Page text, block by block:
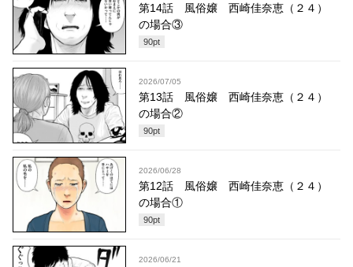
第14話 風俗嬢 西崎佳奈恵（２４）
の場合③
90pt
2026/07/05
第13話 風俗嬢 西崎佳奈恵（２４）
の場合②
90pt
2026/06/28
第12話 風俗嬢 西崎佳奈恵（２４）
の場合①
90pt
2026/06/21